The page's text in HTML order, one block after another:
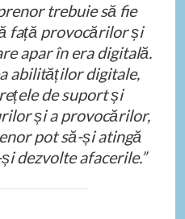
trebuie să fie
față provocărilor și
apar în era digitală.
abilităților digitale,
de suport și
și a provocărilor,
pot să-și atingă
dezvolte afacerile.”